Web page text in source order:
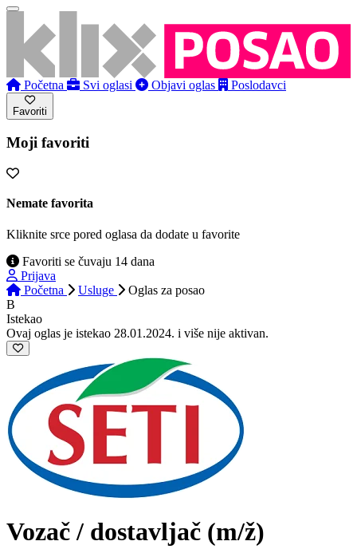
Početna Svi oglasi Objavi oglas Poslodavci
Favoriti
Moji favoriti
Nemate favorita
Kliknite srce pored oglasa da dodate u favorite
Favoriti se čuvaju 14 dana
Prijava
Početna
Usluge Oglas za posao
B
Istekao
Ovaj oglas je istekao 28.01.2024. i više nije aktivan.
Vozač / dostavljač (m/ž)